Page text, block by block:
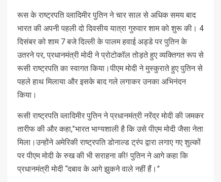
रूस के राष्ट्रपति व्लादिमीर पुतिन ने चार साल से अधिक समय बाद
भारत की अपनी पहली दो दिवसीय यात्रा गुरुवार शाम को शुरू की। 4
दिसंबर को शाम 7 बजे दिल्ली के पालम हवाई अड्डे पर पुतिन के
उतरने पर, प्रधानमंत्री मोदी ने प्रोटोकॉल तोड़ते हुए व्यक्तिगत रूप से
रूसी राष्ट्रपति का स्वागत किया।पीएम मोदी ने मुस्‍कुराते हुए पुतिन से
पहले हाथ मिलाया और इसके बाद गले लगाकर उनका अभिनंदन
किया।
रूसी राष्ट्रपति व्लादिमीर पुतिन ने प्रधानमंत्री नरेंद्र मोदी की जमकर
तारीफ की और कहा,”भारत भाग्यशाली है कि उसे पीएम मोदी जैसा नेता
मिला।उन्होंने अमेरिकी राष्ट्रपति डोनाल्ड ट्रंप द्वारा लगाए गए शुल्कों
पर पीएम मोदी के रुख की भी सराहना की! पुतिन ने आगे कहा कि
प्रधानमंत्री मोदी “दबाव के आगे झुकने वाले नहीं हैं।”